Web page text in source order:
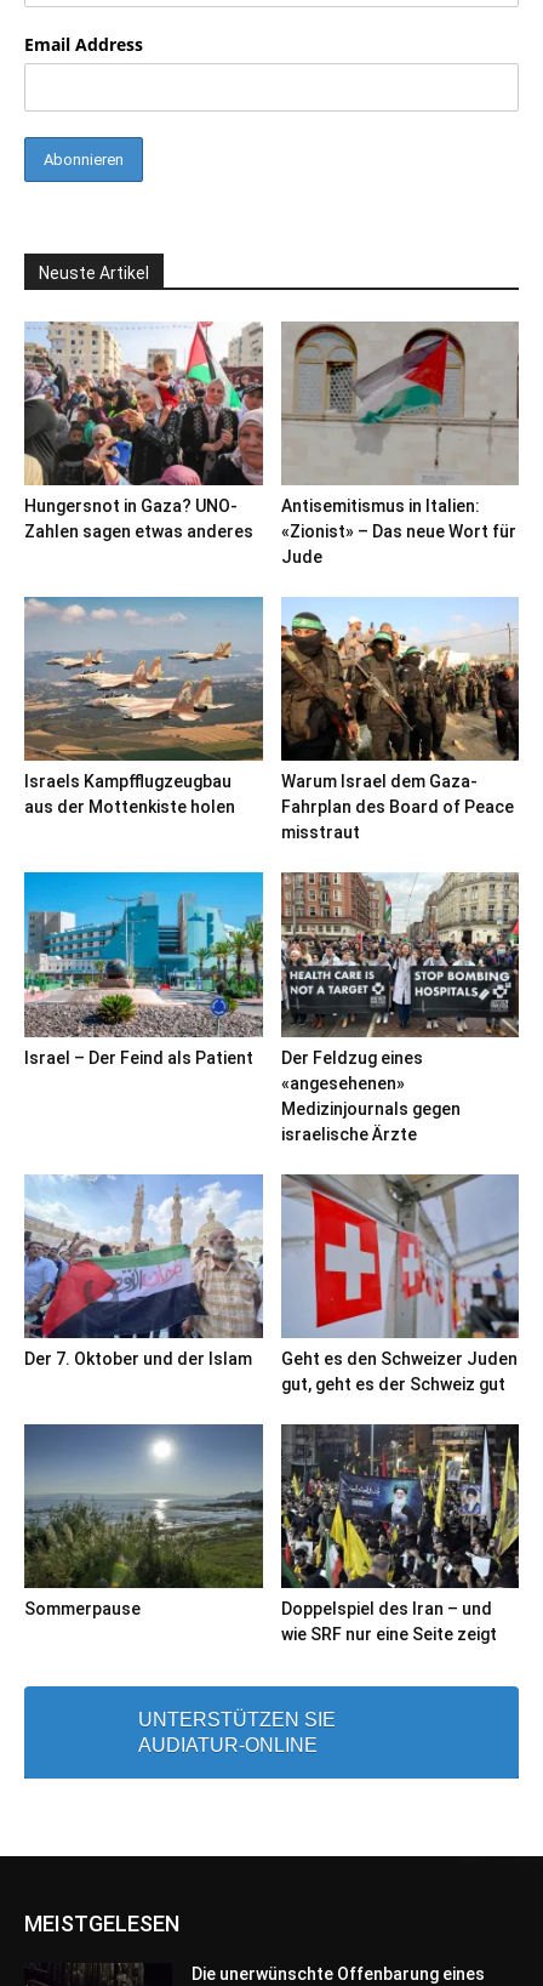
Email Address
Neuste Artikel
Hungersnot in Gaza? UNO-
Zahlen sagen etwas anderes
Antisemitismus in Italien:
«Zionist» – Das neue Wort für
Jude
Israels Kampfflugzeugbau
aus der Mottenkiste holen
Warum Israel dem Gaza-
Fahrplan des Board of Peace
misstraut
Israel – Der Feind als Patient
Der Feldzug eines
«angesehenen»
Medizinjournals gegen
israelische Ärzte
Der 7. Oktober und der Islam
Geht es den Schweizer Juden
gut, geht es der Schweiz gut
Sommerpause
Doppelspiel des Iran – und
wie SRF nur eine Seite zeigt
UNTERSTÜTZEN SIE
AUDIATUR-ONLINE
MEISTGELESEN
Die unerwünschte Offenbarung eines